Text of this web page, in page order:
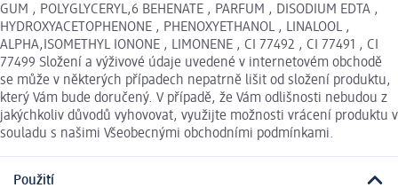
GUM , POLYGLYCERYL,6 BEHENATE , PARFUM , DISODIUM EDTA ,
HYDROXYACETOPHENONE , PHENOXYETHANOL , LINALOOL ,
ALPHA,ISOMETHYL IONONE , LIMONENE , CI 77492 , CI 77491 , CI
77499 Složení a výživové údaje uvedené v internetovém obchodě
se může v některých případech nepatrně lišit od složení produktu,
který Vám bude doručený. V případě, že Vám odlišnosti nebudou z
jakýchkoliv důvodů vyhovovat, využijte možnosti vrácení produktu v
souladu s našimi Všeobecnými obchodními podmínkami.
Použití